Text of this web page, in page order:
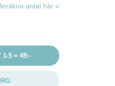
antal här »
1-5 = 49:-